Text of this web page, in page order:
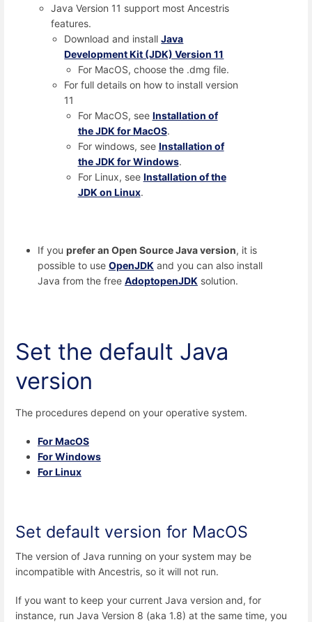
Java Version 11 support most Ancestris
features.
Download and installJava
Development Kit (JDK) Version 11
For MacOS, choose the .dmg file.
For full details on how to install version
11
For MacOS, see Installation of
the JDK for MacOS.
For windows, see Installation of
the JDK for Windows.
For Linux, see Installation of the
JDK on Linux.
If you prefer an Open Source Java version, it is
possible to use OpenJDK and you can also install
Java from the free AdoptopenJDK solution.
Set the default Java
version
The procedures depend on your operative system.
For MacOS
For Windows
For Linux
Set default version for MacOS
The version of Java running on your system may be
incompatible with Ancestris, so it will not run.
If you want to keep your current Java version and, for
instance, run Java Version 8 (aka 1.8) at the same time, you